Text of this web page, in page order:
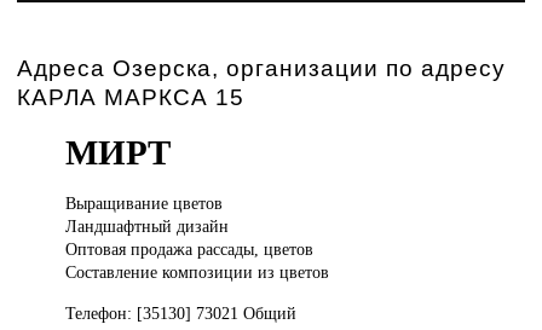
Адреса Озерска, организации по адресу
КАРЛА МАРКСА 15
МИРТ
Выращивание цветов
Ландшафтный дизайн
Оптовая продажа рассады, цветов
Составление композиции из цветов
Телефон: [35130] 73021 Общий